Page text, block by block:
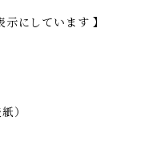
示にしています 】
）